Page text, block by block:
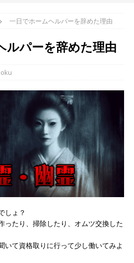
一日でホームヘルパーを辞めた理由
ルパーを辞めた理由
しょ？
ったり、掃除したり、オムツ交換した
いて資格取りに行って少し働いてみよ